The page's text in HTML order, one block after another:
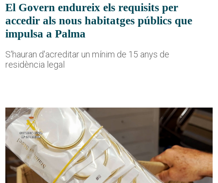
El Govern endureix els requisits per
accedir als nous habitatges públics que
impulsa a Palma
S'hauran d'acreditar un mínim de 15 anys de
residència legal